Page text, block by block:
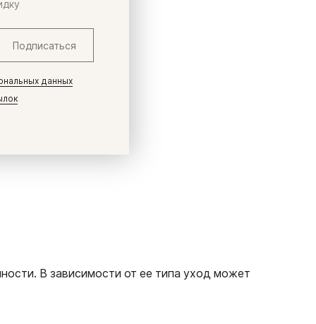
В зависимости от ее типа уход может
Подписаться
данных